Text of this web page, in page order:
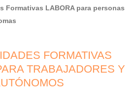
Formativas LABORA para personas
FORMATIVAS
TRABAJADORES Y